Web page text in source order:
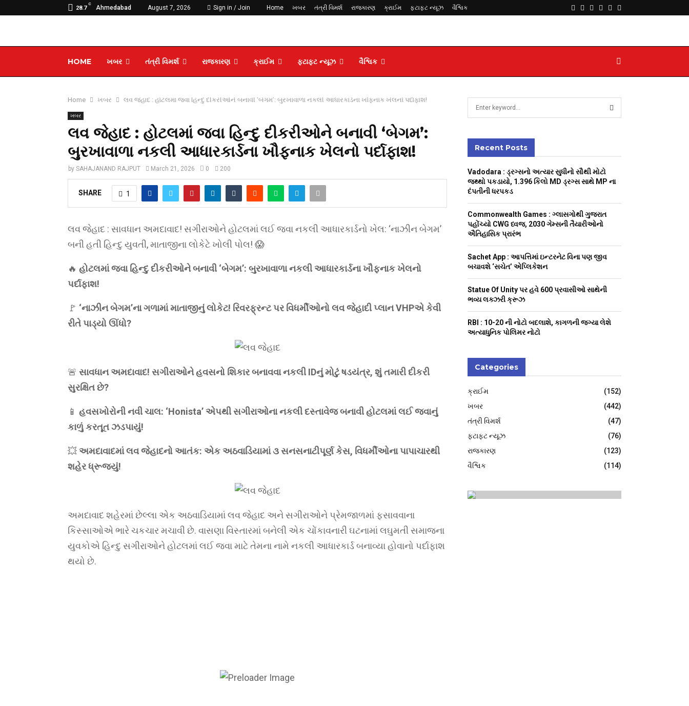
28.7
C
Ahmedabad August 7, 2026 Sign in / Join Home ખબર તંત્રી વિમર્શ રાજકારણ ક્રાઈમ ફટાફટ ન્યૂઝ વૈશ્વિક Facebook
TwitterInstagram
YoutubeTelegram
HOME ખબર તંત્રી વિમર્શ રાજકારણ ક્રાઈમ ફટાફટ ન્યૂઝ વૈશ્વિક
Home ખબર લવ જેહાદ : હોટલમાં જવા હિન્દુ દીકરીઓને બનાવી ‘બેગમ’: બુરખાવાળા નકલી આધારકાર્ડના ખૌફનાક ખેલનો પર્દાફાશ!
ખબર
લવ જેહાદ : હોટલમાં જવા હિન્દુ દીકરીઓને બનાવી ‘બેગમ’:
બુરખાવાળા નકલી આધારકાર્ડના ખૌફનાક ખેલનો પર્દાફાશ!
by SAHAJANAND RAJPUT March 21, 2026 0 200
SHARE 1
લવ જેહાદ : સાવધાન અમદાવાદ! સગીરાઓને હોટલમાં લઈ જવા નકલી આધારકાર્ડનો ખેલ: ‘નાઝીન બેગમ’
બની હતી હિન્દુ યુવતી, માતાજીના લોકેટે ખોલી પોલ! 😱
🔥 હોટલમાં જવા હિન્દુ દીકરીઓને બનાવી ‘બેગમ’: બુરખાવાળા નકલી આધારકાર્ડના ખૌફનાક ખેલનો
પર્દાફાશ!
🚩 ‘નાઝીન બેગમ’ના ગળામાં માતાજીનું લોકેટ! રિવરફ્રન્ટ પર વિધર્મીઓનો લવ જેહાદી પ્લાન VHPએ કેવી
રીતે પાડ્યો ઊંધો?
🚨 સાવધાન અમદાવાદ! સગીરાઓને હવસનો શિકાર બનાવવા નકલી IDનું મોટું ષડયંત્ર, શું તમારી દીકરી
સુરક્ષિત છે?
📱 હવસખોરોની નવી ચાલ: ‘Honista’ એપથી સગીરાઓના નકલી દસ્તાવેજ બનાવી હોટલમાં લઈ જવાનું
કાળું કરતૂત ઝડપાયું!
💥અમદાવાદમાં લવ જેહાદનો આતંક: એક અઠવાડિયામાં ૩ સનસનાટીપૂર્ણ કેસ, વિધર્મીઓના પાપાચારથી
શહેર ધ્રૂજ્યું!
અમદાવાદ શહેરમાં છેલ્લા એક અઠવાડિયામાં લવ જેહાદ અને સગીરાઓને પ્રેમજાળમાં ફસાવવાના
કિસ્સાઓએ ભારે ચકચાર મચાવી છે. વાસણા વિસ્તારમાં બનેલી એક ચોંકાવનારી ઘટનામાં લઘુમતી સમાજના
યુવકોએ હિન્દુ સગીરાઓને હોટલમાં લઈ જવા માટે તેમના નામે નકલી આધારકાર્ડ બનાવ્યા હોવાનો પર્દાફાશ
થયો છે.
h
f
o
r
Recent Posts
Vadodara : ડ્રગ્સનો અત્યાર સુધીનો સૌથી મોટો
જથ્થો પકડાયો, 1.396 કિલો MD ડ્રગ્સ સાથે MP ના
દંપતીની ધરપકડ
Commonwealth Games : ગ્લાસગોથી ગુજરાત
પહોંચ્યો CWG ધ્વજ, 2030 ગેમ્સની તૈયારીઓનો
ઐતિહાસિક પ્રારંભ
Sachet App : આપત્તિમાં ઇન્ટરનેટ વિના પણ જીવ
બચાવશે ‘સચેત’ એપ્લિકેશન
Statue Of Unity પર હવે 600 પ્રવાસીઓ સાથેની
ભવ્ય લક્ઝરી ક્રૂઝ
RBI : ₹10-20 ની નોટો બદલાશે, કાગળની જગ્યા લેશે
અત્યાધુનિક પોલિમર નોટો
Categories
ક્રાઈમ
(152)
ખબર
(442)
તંત્રી વિમર્શ
(47)
ફટાફટ ન્યૂઝ
(76)
રાજકારણ
(123)
વૈશ્વિક
(114)